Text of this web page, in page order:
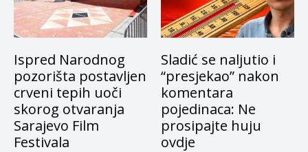
Ispred Narodnog
pozorišta postavljen
crveni tepih uoči
skorog otvaranja
Sarajevo Film
Festivala
Sladić se naljutio i
“presjekao” nakon
komentara
pojedinaca: Ne
prosipajte huju
ovdje